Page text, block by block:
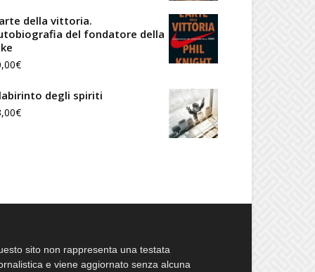
della vittoria.
del fondatore della
€
degli spiriti
€
sito non rappresenta una testata
e viene aggiornato senza alcuna